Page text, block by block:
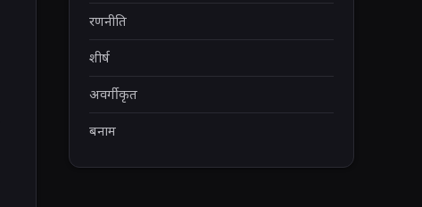
रणनीति
शीर्ष
अवर्गीकृत
बनाम